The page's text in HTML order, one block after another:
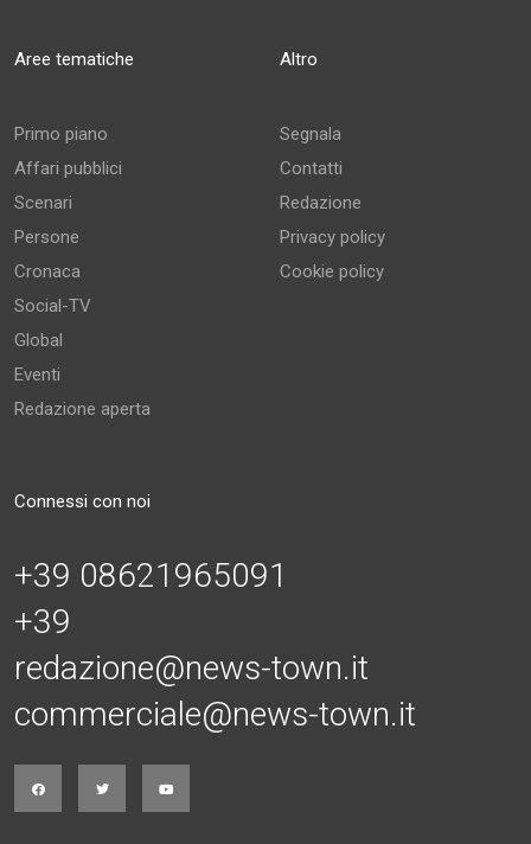
Aree tematiche
Primo piano
Affari pubblici
Scenari
Persone
Cronaca
Social-TV
Global
Eventi
Redazione aperta
Altro
Segnala
Contatti
Redazione
Privacy policy
Cookie policy
Connessi con noi
+39 08621965091
+39
redazione@news-town.it
commerciale@news-town.it